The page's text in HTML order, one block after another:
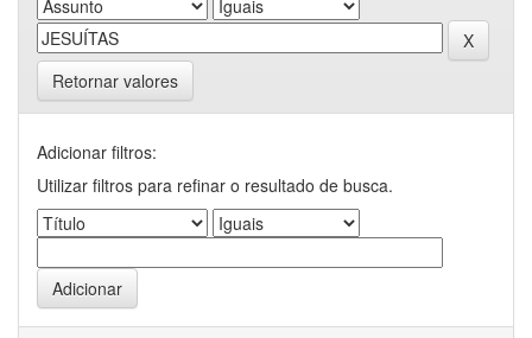
Retornar valores
Adicionar filtros:
Utilizar filtros para refinar o resultado de busca.